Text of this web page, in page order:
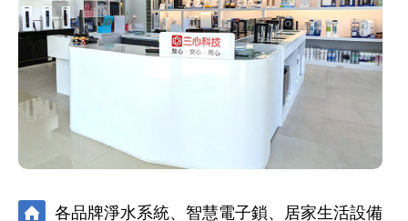
各品牌淨水系統、智慧電子鎖、居家生活設備